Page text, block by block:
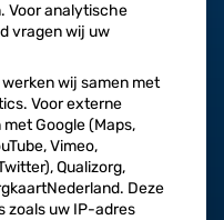
Vragen
stellen
Voor analytische
vragen wij uw
wij samen met
Voor externe
Google (Maps,
Vimeo,
Qualizorg,
Deze
zoals uw IP-adres